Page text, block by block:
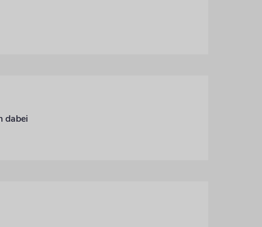
dabei